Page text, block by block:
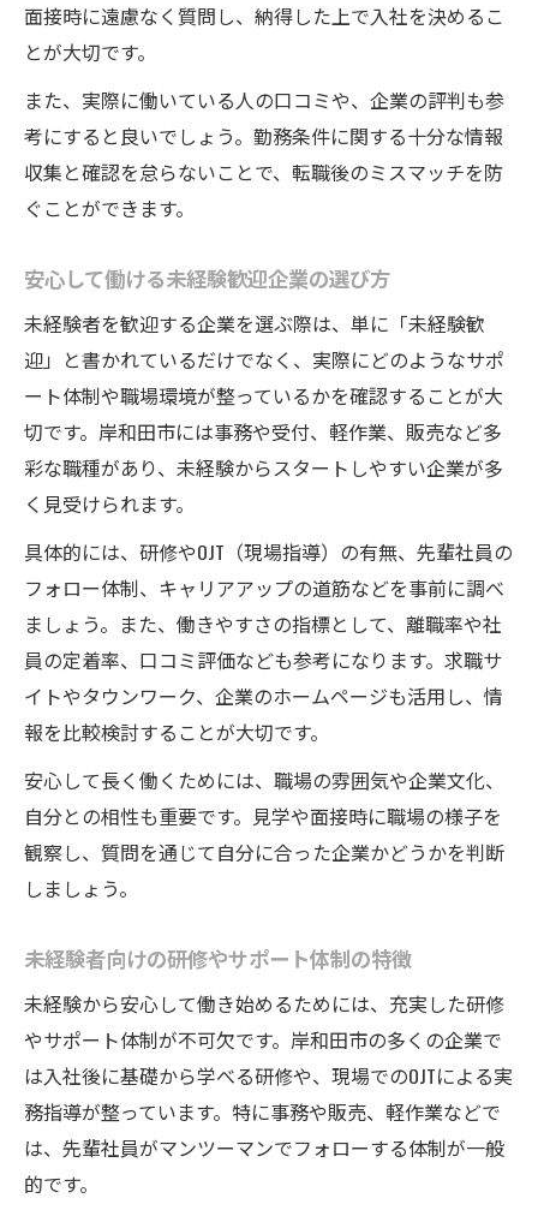
面接時に遠慮なく質問し、納得した上で入社を決めるこ
とが大切です。
また、実際に働いている人の口コミや、企業の評判も参
考にすると良いでしょう。勤務条件に関する十分な情報
収集と確認を怠らないことで、転職後のミスマッチを防
ぐことができます。
安心して働ける未経験歓迎企業の選び方
未経験者を歓迎する企業を選ぶ際は、単に「未経験歓
迎」と書かれているだけでなく、実際にどのようなサポ
ート体制や職場環境が整っているかを確認することが大
切です。岸和田市には事務や受付、軽作業、販売など多
彩な職種があり、未経験からスタートしやすい企業が多
く見受けられます。
具体的には、研修やOJT（現場指導）の有無、先輩社員の
フォロー体制、キャリアアップの道筋などを事前に調べ
ましょう。また、働きやすさの指標として、離職率や社
員の定着率、口コミ評価なども参考になります。求職サ
イトやタウンワーク、企業のホームページも活用し、情
報を比較検討することが大切です。
安心して長く働くためには、職場の雰囲気や企業文化、
自分との相性も重要です。見学や面接時に職場の様子を
観察し、質問を通じて自分に合った企業かどうかを判断
しましょう。
未経験者向けの研修やサポート体制の特徴
未経験から安心して働き始めるためには、充実した研修
やサポート体制が不可欠です。岸和田市の多くの企業で
は入社後に基礎から学べる研修や、現場でのOJTによる実
務指導が整っています。特に事務や販売、軽作業などで
は、先輩社員がマンツーマンでフォローする体制が一般
的です。